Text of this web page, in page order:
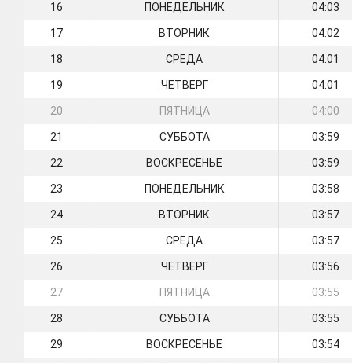
16 ПОНЕДЕЛЬНИК 04:03
17 ВТОРНИК 04:02
18 СРЕДА 04:01
19 ЧЕТВЕРГ 04:01
20 ПЯТНИЦА 04:00
21 СУББОТА 03:59
22 ВОСКРЕСЕНЬЕ 03:59
23 ПОНЕДЕЛЬНИК 03:58
24 ВТОРНИК 03:57
25 СРЕДА 03:57
26 ЧЕТВЕРГ 03:56
27 ПЯТНИЦА 03:55
28 СУББОТА 03:55
29 ВОСКРЕСЕНЬЕ 03:54